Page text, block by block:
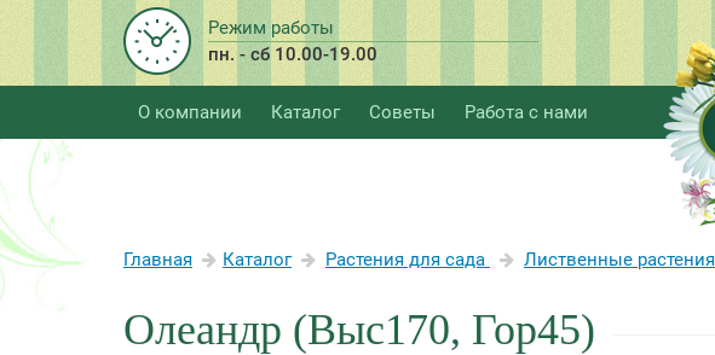
Режим работы
пн. - сб 10.00-19.00
О компании Каталог Советы Работа с нами
Главная Каталог Растения для сада Лиственные растения
Олеандр (Выс170, Гор45)